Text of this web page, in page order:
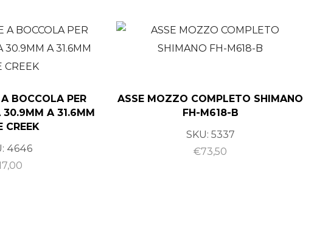
BOCCOLA PER
30.9MM A 31.6MM
CREEK
4646
ASSE MOZZO COMPLETO SHIMANO
FH-M618-B
SKU: 5337
€73,50